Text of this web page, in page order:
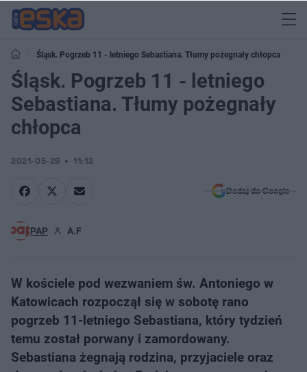
Śląsk. Pogrzeb 11 - letniego Sebastiana. Tłumy pożegnały chłopca
Śląsk. Pogrzeb 11 - letniego
Sebastiana. Tłumy pożegnały
chłopca
2021-05-29 11:12
Dodaj do Google
PAP A.F
W kościele pod wezwaniem św. Antoniego w
Katowicach rozpoczął się w sobotę rano
pogrzeb 11-letniego Sebastiana, który tydzień
temu został porwany i zamordowany.
Sebastiana żegnają rodzina, przyjaciele oraz